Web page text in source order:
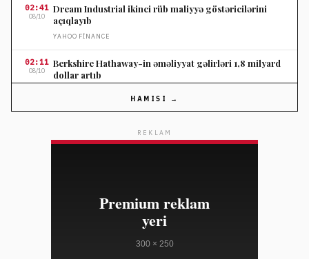
02:41
08/10
Dream Industrial ikinci rüb maliyyə göstəricilərini
açıqlayıb
YAHOO FINANCE
02:11
08/10
Berkshire Hathaway-in əməliyyat gəlirləri 1,8 milyard
dollar artıb
YAHOO FINANCE
YAHOO FINANCE
IRA yığanların ən çox etdiyi 3 səhv və həlli yolları
HAMISI →
REKLAM